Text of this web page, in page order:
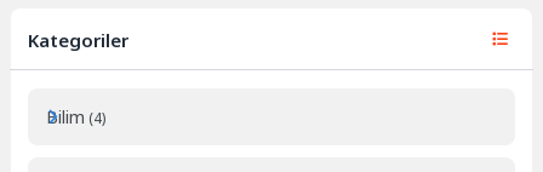
Kategoriler
Bilim (4)